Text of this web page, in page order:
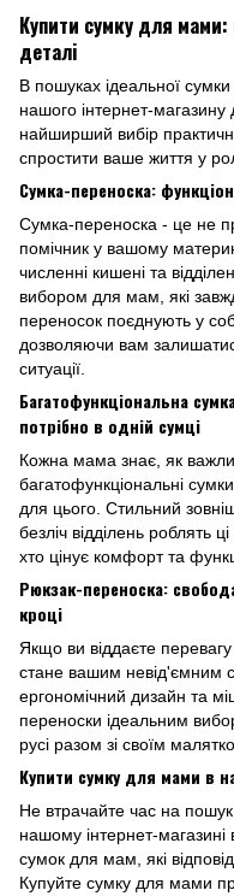
Купити сумку для мами:
деталі
В пошуках ідеальної
нашого інтернет-магазину
найширший вибір
спростити ваше життя у
Сумка-переноска:
Сумка-переноска - це не
помічник у вашому
численні кишені та
вибором для мам, які
переносок поєднують у
дозволяючи вам
ситуації.
Багатофункціональна
потрібно в одній сумці
Кожна мама знає, як
багатофункціональні
для цього. Стильний
безліч відділень роблять
хто цінує комфорт та
Рюкзак-переноска:
кроці
Якщо ви віддаєте
стане вашим невід'ємним
ергономічний дизайн та
переноски ідеальним
русі разом зі своїм
Купити сумку для мами в
Не втрачайте час на
нашому інтернет-
сумок для мам, які
Купуйте сумку для мами